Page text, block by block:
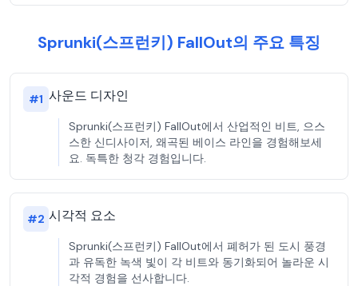
Sprunki(스프런키) FallOut의 주요 특징
#1 사운드 디자인
Sprunki(스프런키) FallOut에서 산업적인 비트, 으스
스한 신디사이저, 왜곡된 베이스 라인을 경험해보세
요. 독특한 청각 경험입니다.
#2 시각적 요소
Sprunki(스프런키) FallOut에서 폐허가 된 도시 풍경
과 유독한 녹색 빛이 각 비트와 동기화되어 놀라운 시
각적 경험을 선사합니다.